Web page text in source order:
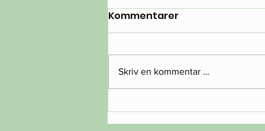
Koppeslipp!
Kommentarer
Skriv en kommentar …